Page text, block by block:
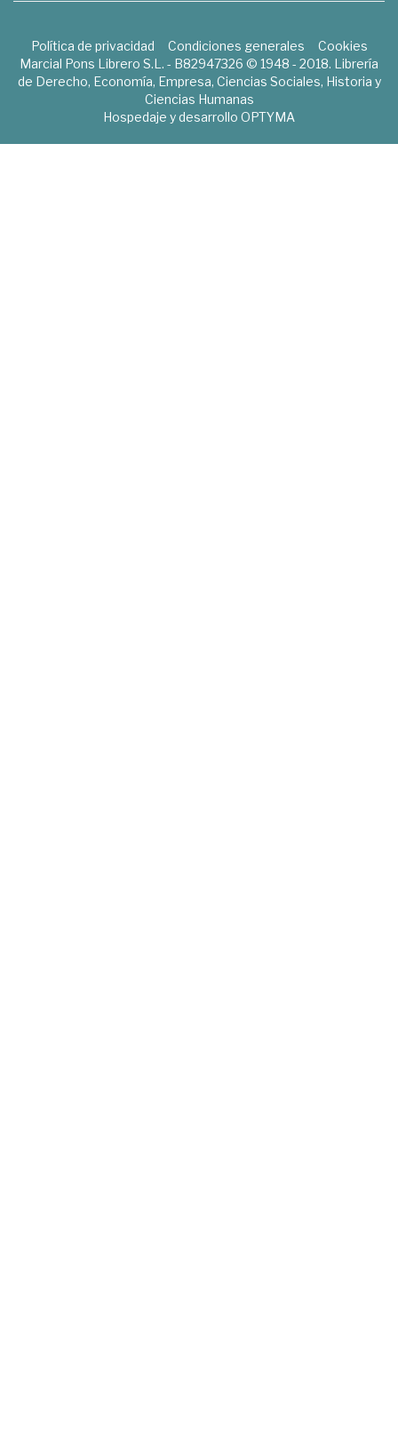
Política de privacidad Condiciones generales
Cookies
Marcial Pons Librero S.L. - B82947326 © 1948 - 2018. Librería
de Derecho, Economía, Empresa, Ciencias Sociales, Historia y
Ciencias Humanas
Hospedaje y desarrollo OPTYMA